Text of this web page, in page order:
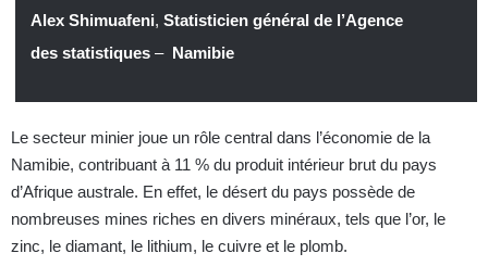
Alex Shimuafeni, Statisticien général de l’Agence
des statistiques – Namibie
Le secteur minier joue un rôle central dans l’économie de la
Namibie, contribuant à 11 % du produit intérieur brut du pays
d’Afrique australe. En effet, le désert du pays possède de
nombreuses mines riches en divers minéraux, tels que l’or, le
zinc, le diamant, le lithium, le cuivre et le plomb.